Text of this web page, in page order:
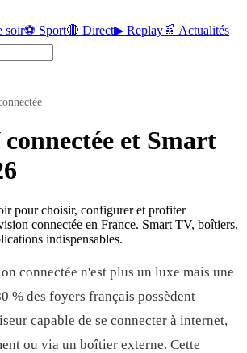
soir⚽ Sport🔴 Direct▶ Replay📰 Actualités
et Smart
pour choisir, configurer et profiter
connectée en France. Smart TV, boîtiers,
indispensables.
connectée n'est plus un luxe mais une
% des foyers français possèdent
capable de se connecter à internet,
ou via un boîtier externe. Cette